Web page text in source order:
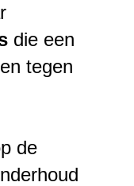
die een
tegen
de